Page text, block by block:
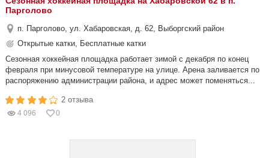
Парголово
п. Парголово, ул. Хабаровская, д. 62, Выборгский район
Открытые катки, Бесплатные катки
Сезонная хоккейная площадка работает зимой с декабря по конец
февраля при минусовой температуре на улице. Арена заливается по
распоряжению администрации района, и адрес может поменяться...
2 отзыва
4 096 0